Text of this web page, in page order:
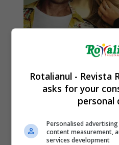
Rotalianul - Revista
asks for your
personal
Personalised
content measurement,
services development